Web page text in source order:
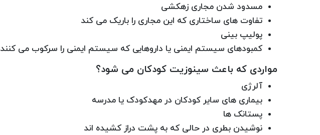
مسدود شدن مجاری زهکشی
تفاوت های ساختاری که این مجاری را باریک می کند
پولیپ بینی
کمبودهای سیستم ایمنی یا داروهایی که سیستم ایمنی را سرکوب می کنند
مواردی که باعث سینوزیت کودکان می شود؟
آلرژی
بیماری های سایر کودکان در مهدکودک یا مدرسه
پستانک ها
نوشیدن بطری در حالی که به پشت دراز کشیده اند